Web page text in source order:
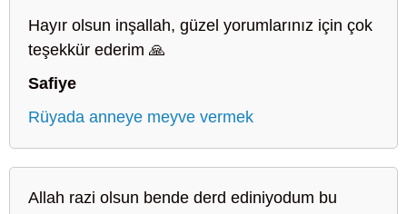
Hayır olsun inşallah, güzel yorumlarınız için çok
teşekkür ederim 🙏
Safiye
Rüyada anneye meyve vermek
Allah razi olsun bende derd ediniyodum bu